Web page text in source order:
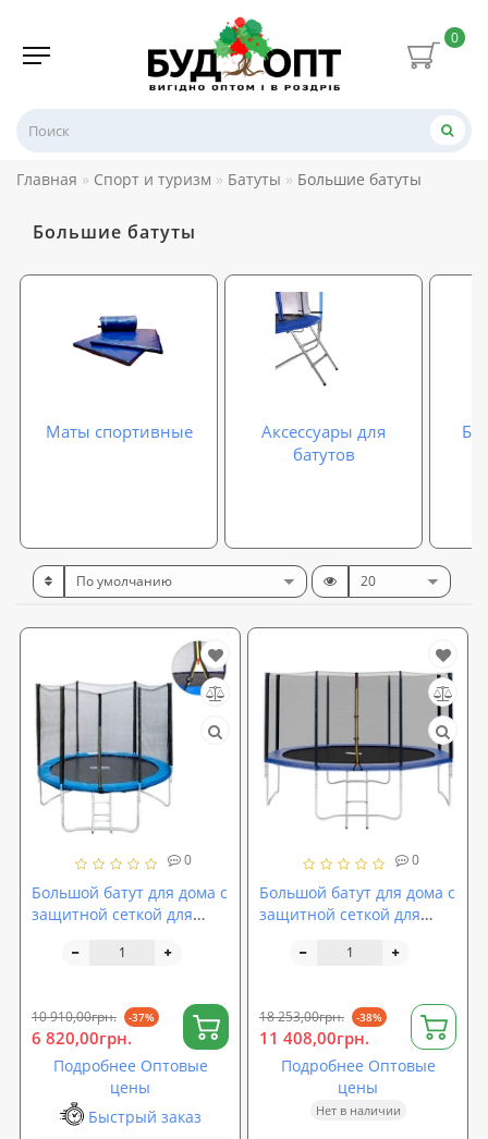
0
Главная Спорт и туризм Батуты Большие батуты
Большие батуты
Маты спортивные
Аксессуары для
батутов
0
Большой батут для дома с
защитной сеткой для
профессиональный
10 910,00грн. -37%
6 820,00грн.
Подробнее Оптовые
цены
Быстрый заказ
0
Большой батут для дома с
защитной сеткой для
профессиональный
18 253,00грн. -38%
11 408,00грн.
Подробнее Оптовые
цены
Нет в наличии